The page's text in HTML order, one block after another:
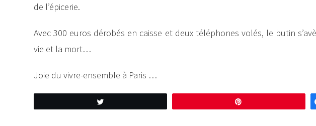
de l’épicerie.
Avec 300 euros dérobés en caisse et deux téléphones volés, le butin
vie et la mort…
Joie du vivre-ensemble à Paris …